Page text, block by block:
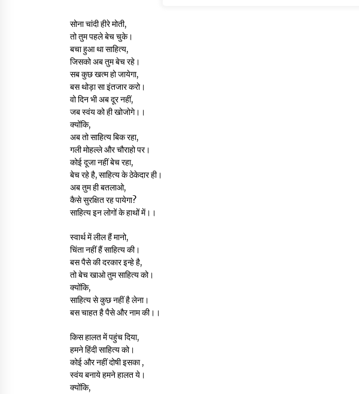
सोना चांदी हीरे मोती,
तो तुम पहले बेच चुके।
बचा हुआ था साहित्य,
जिसको अब तुम बेच रहे।
सब कुछ खत्म हो जायेगा,
बस थोड़ा सा इंतजार करो।
वो दिन भी अब दूर नहीं,
जब स्वंय को ही खोजोगे।।
क्योंकि,
अब तो साहित्य बिक रहा,
गली मोहल्ले और चौराहो पर।
कोई दूजा नहीं बेच रहा,
बेच रहे है, साहित्य के ठेकेदार ही।
अब तुम ही बतलाओ,
कैसे सुरक्षित रह पायेगा?
साहित्य इन लोगों के हाथों में।।
स्वार्थ में लील हैं मानो,
चिंता नहीं हैं साहित्य की।
बस पैसे की दरकार इन्हे है,
तो बेच खाओ तुम साहित्य को।
क्योंकि,
साहित्य से कुछ नहीं है लेना।
बस चाहत है पैसे और नाम की।।
किस हालत में पहुंच दिया,
हमने हिंदी साहित्य को।
कोई और नहीं दोषी इसका ,
स्वंय बनाये हमने हालत ये।
क्योंकि,